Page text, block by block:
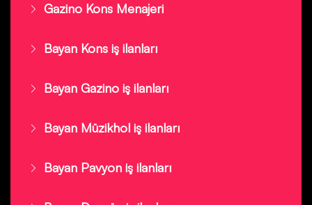
Gazino Kons Menajeri
Bayan Kons iş ilanları
Bayan Gazino iş ilanları
Bayan Müzikhol iş ilanları
Bayan Pavyon iş ilanları